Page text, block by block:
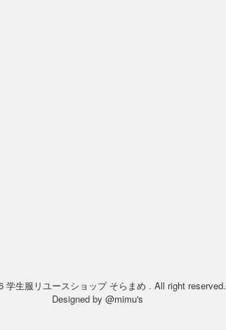
学生服リユースショップ そらまめ . All right reserved.
Designed by @mimu's